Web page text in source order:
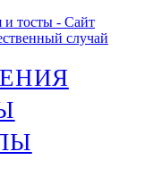
и тосты - Сайт
случай